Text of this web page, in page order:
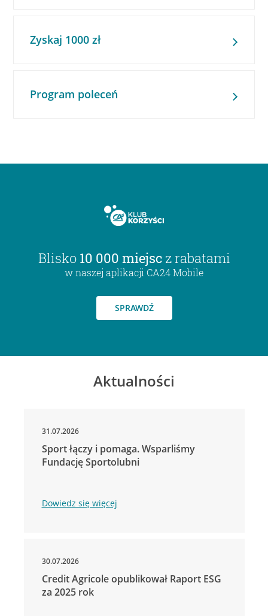
Zyskaj 1000 zł
Program poleceń
Blisko 10 000 miejsc z rabatami
w naszej aplikacji CA24 Mobile
SPRAWDŹ
Aktualności
31.07.2026
Sport łączy i pomaga. Wsparliśmy
Fundację Sportolubni
Dowiedz się więcej
30.07.2026
Credit Agricole opublikował Raport ESG
za 2025 rok